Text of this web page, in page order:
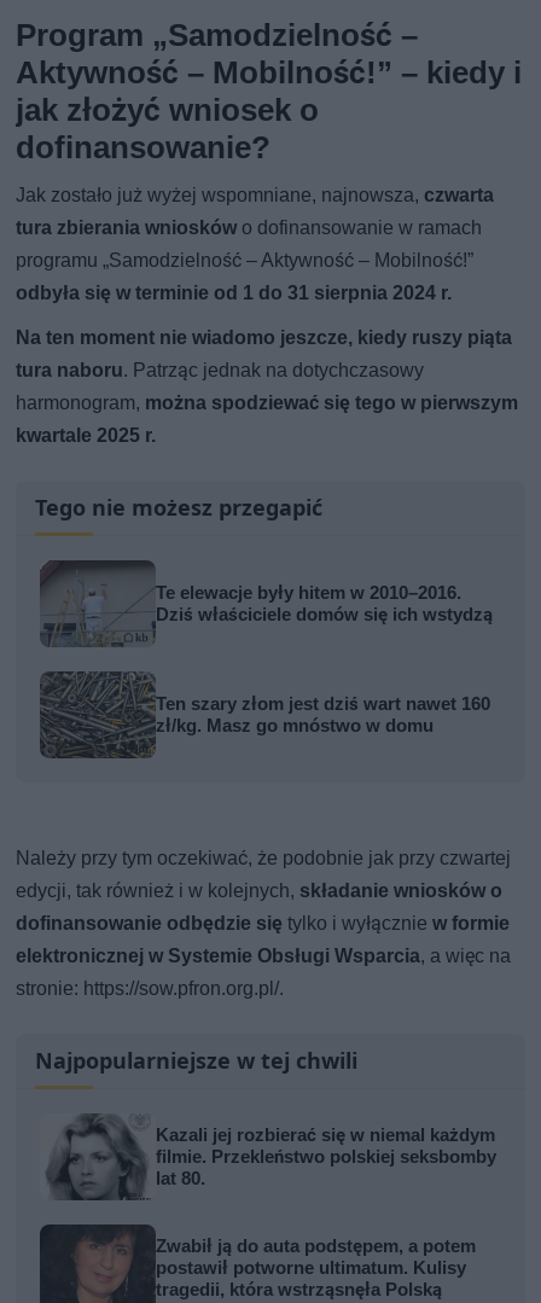
Program „Samodzielność –
Aktywność – Mobilność!” – kiedy i
jak złożyć wniosek o
dofinansowanie?
Jak zostało już wyżej wspomniane, najnowsza, czwarta
tura zbierania wniosków o dofinansowanie w ramach
programu „Samodzielność – Aktywność – Mobilność!”
odbyła się w terminie od 1 do 31 sierpnia 2024 r.
Na ten moment nie wiadomo jeszcze, kiedy ruszy piąta
tura naboru. Patrząc jednak na dotychczasowy
harmonogram, można spodziewać się tego w pierwszym
kwartale 2025 r.
Tego nie możesz przegapić
Te elewacje były hitem w 2010–2016.
Dziś właściciele domów się ich wstydzą
Ten szary złom jest dziś wart nawet 160
zł/kg. Masz go mnóstwo w domu
Należy przy tym oczekiwać, że podobnie jak przy czwartej
edycji, tak również i w kolejnych, składanie wniosków o
dofinansowanie odbędzie się tylko i wyłączniew formie
elektronicznej w Systemie Obsługi Wsparcia, a więc na
stronie: https://sow.pfron.org.pl/.
Najpopularniejsze w tej chwili
Kazali jej rozbierać się w niemal każdym
filmie. Przekleństwo polskiej seksbomby
lat 80.
Zwabił ją do auta podstępem, a potem
postawił potworne ultimatum. Kulisy
tragedii, która wstrząsnęła Polską